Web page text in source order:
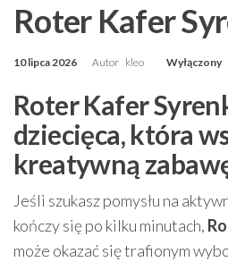
Roter Kafer
10 lipca 2026 Autor kleo Wyłączony
Roter Kafer
dziecięca, która
kreatywną
Jeśli szukasz pomysłu na
kończy się po kilku minutach,
może okazać się trafionym